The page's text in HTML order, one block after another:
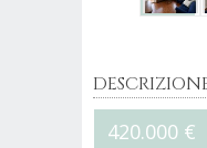
420.000 €